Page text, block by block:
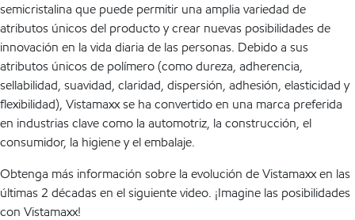
semicristalina que puede permitir una amplia variedad de
atributos únicos del producto y crear nuevas posibilidades de
innovación en la vida diaria de las personas. Debido a sus
atributos únicos de polímero (como dureza, adherencia,
sellabilidad, suavidad, claridad, dispersión, adhesión, elasticidad y
flexibilidad), Vistamaxx se ha convertido en una marca preferida
en industrias clave como la automotriz, la construcción, el
consumidor, la higiene y el embalaje.
Obtenga más información sobre la evolución de Vistamaxx en las
últimas 2 décadas en el siguiente video. ¡Imagine las posibilidades
con Vistamaxx!